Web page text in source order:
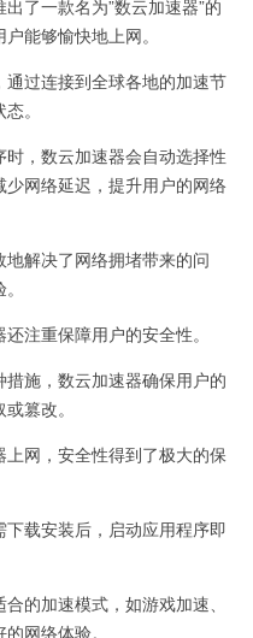
了一款名为”数云加速器”的
能够愉快地上网。
过连接到全球各地的加速节
。
，数云加速器会自动选择性
网络延迟，提升用户的网络
解决了网络拥堵带来的问
注重保障用户的安全性。
施，数云加速器确保用户的
篡改。
网，安全性得到了极大的保
载安装后，启动应用程序即
加速模式，如游戏加速、
网络体验。